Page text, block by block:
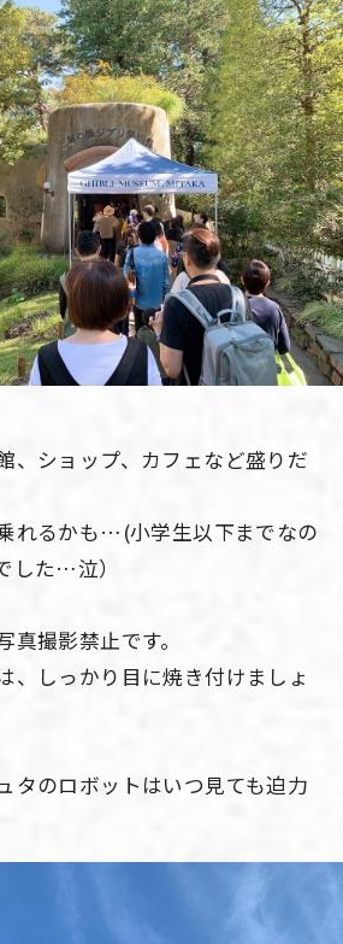
、ショップ、カフェなど盛りだ
れるかも…(小学生以下までなの
した…泣）
撮影禁止です。
、しっかり目に焼き付けましょ
タのロボットはいつ見ても迫力